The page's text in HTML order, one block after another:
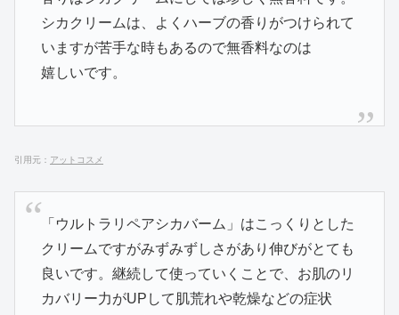
シカクリームは、よくハーブの香りがつけられて
いますが苦手な時もあるので無香料なのは
嬉しいです。
引用元： アットコスメ
「ウルトラリペアシカバーム」はこっくりとした
クリームですがみずみずしさがあり伸びがとても
良いです。継続して使っていくことで、お肌のリ
カバリー力がUPして肌荒れや乾燥などの症状